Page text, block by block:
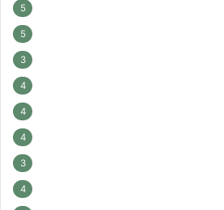
5
5
3
4
4
4
3
4